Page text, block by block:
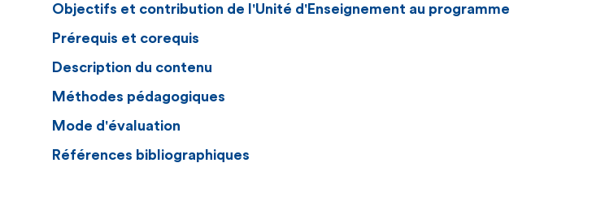
Objectifs et contribution de l'Unité d'Enseignement au programme
Prérequis et corequis
Description du contenu
Méthodes pédagogiques
Mode d'évaluation
Références bibliographiques